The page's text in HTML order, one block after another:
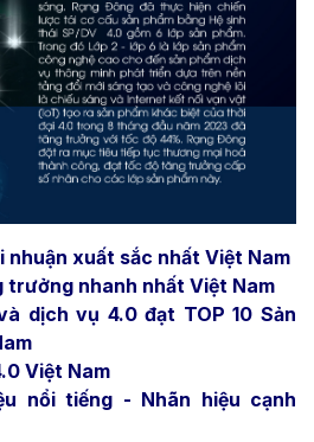
nhuận xuất sắc nhất Việt Nam
trưởng nhanh nhất Việt Nam
dịch vụ 4.0 đạt TOP 10 Sản
Việt Nam
nổi tiếng - Nhãn hiệu cạnh